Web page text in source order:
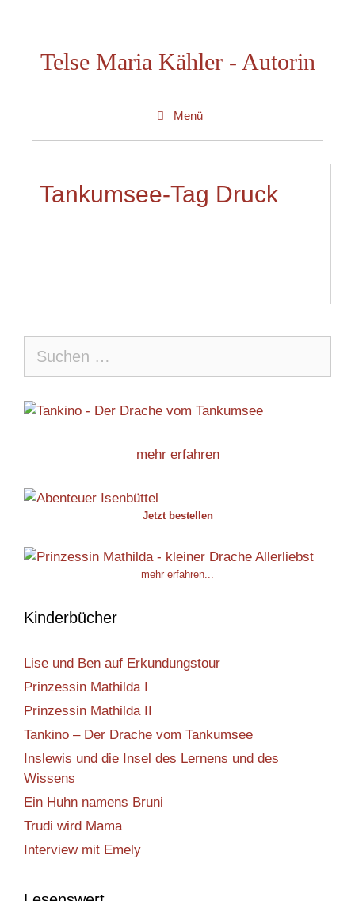
springenTelse Maria Kähler - Autorin
Menü
Tankumsee-Tag Druck
nach:
mehr erfahren
Jetzt bestellen
mehr erfahren...
Kinderbücher
Lise und Ben auf Erkundungstour
Prinzessin Mathilda I
Prinzessin Mathilda II
Tankino – Der Drache vom Tankumsee
Inslewis und die Insel des Lernens und des
Wissens
Ein Huhn namens Bruni
Trudi wird Mama
Interview mit Emely